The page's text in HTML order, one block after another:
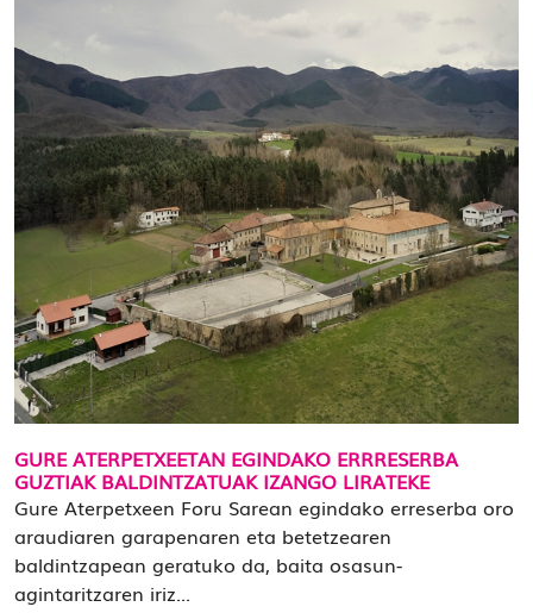
GURE ATERPETXEETAN EGINDAKO ERRRESERBA
GUZTIAK BALDINTZATUAK IZANGO LIRATEKE
Gure Aterpetxeen Foru Sarean egindako erreserba oro
araudiaren garapenaren eta betetzearen
baldintzapean geratuko da, baita osasun-
agintaritzaren iriz...